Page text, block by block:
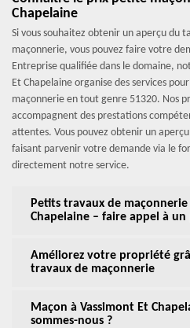
Chapelaine
Si vous souhaitez obtenir un aperçu du
maçonnerie, vous pouvez faire votre
Entreprise qualifiée dans le domaine,
Et Chapelaine organise des services
maçonnerie en tout genre 51320. Nos
accompagnent des prestations
attentes. Vous pouvez obtenir un
faisant parvenir votre demande via le
directement notre service.
Petits travaux de maçonnerie
Chapelaine – faire appel à un
Améliorez votre propriété
travaux de maçonnerie
Maçon à Vassimont Et
sommes-nous ?